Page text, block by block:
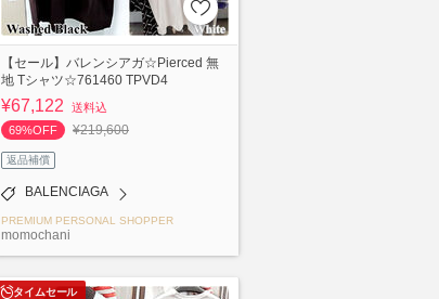
【セール】バレンシアガ☆Pierced 無
地 Tシャツ☆761460 TPVD4
¥67,122
送料込
69%OFF
¥219,600
返品補償
BALENCIAGA
PREMIUM PERSONAL SHOPPER
momochani
タイムセール